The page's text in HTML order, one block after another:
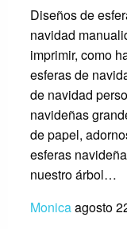
Diseños de
navidad
imprimir, como
esferas de
de navidad
navideñas
de papel,
esferas
nuestro árbol…
Monicaagosto